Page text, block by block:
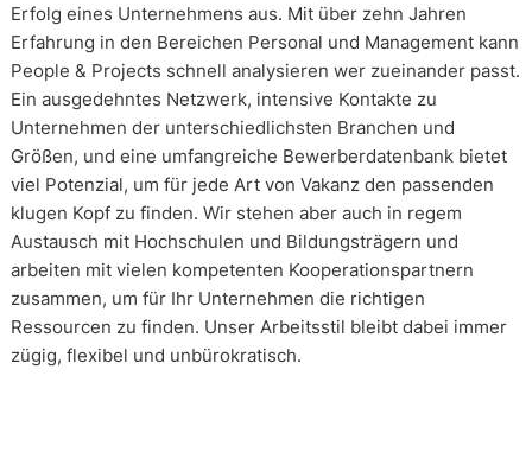
Erfolg eines Unternehmens aus. Mit über zehn Jahren
Erfahrung in den Bereichen Personal und Management kann
People & Projects schnell analysieren wer zueinander passt.
Ein ausgedehntes Netzwerk, intensive Kontakte zu
Unternehmen der unterschiedlichsten Branchen und
Größen, und eine umfangreiche Bewerberdatenbank bietet
viel Potenzial, um für jede Art von Vakanz den passenden
klugen Kopf zu finden. Wir stehen aber auch in regem
Austausch mit Hochschulen und Bildungsträgern und
arbeiten mit vielen kompetenten Kooperationspartnern
zusammen, um für Ihr Unternehmen die richtigen
Ressourcen zu finden. Unser Arbeitsstil bleibt dabei immer
zügig, flexibel und unbürokratisch.